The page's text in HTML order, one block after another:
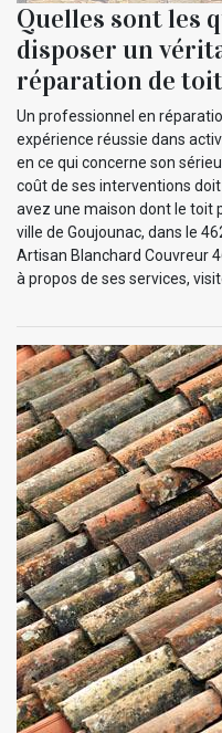
Quelles sont les
disposer un
réparation de
Un professionnel en
expérience réussie dans
en ce qui concerne son
coût de ses interventions
avez une maison dont le toit
ville de Goujounac, dans le
Artisan Blanchard Couvreur
à propos de ses services,